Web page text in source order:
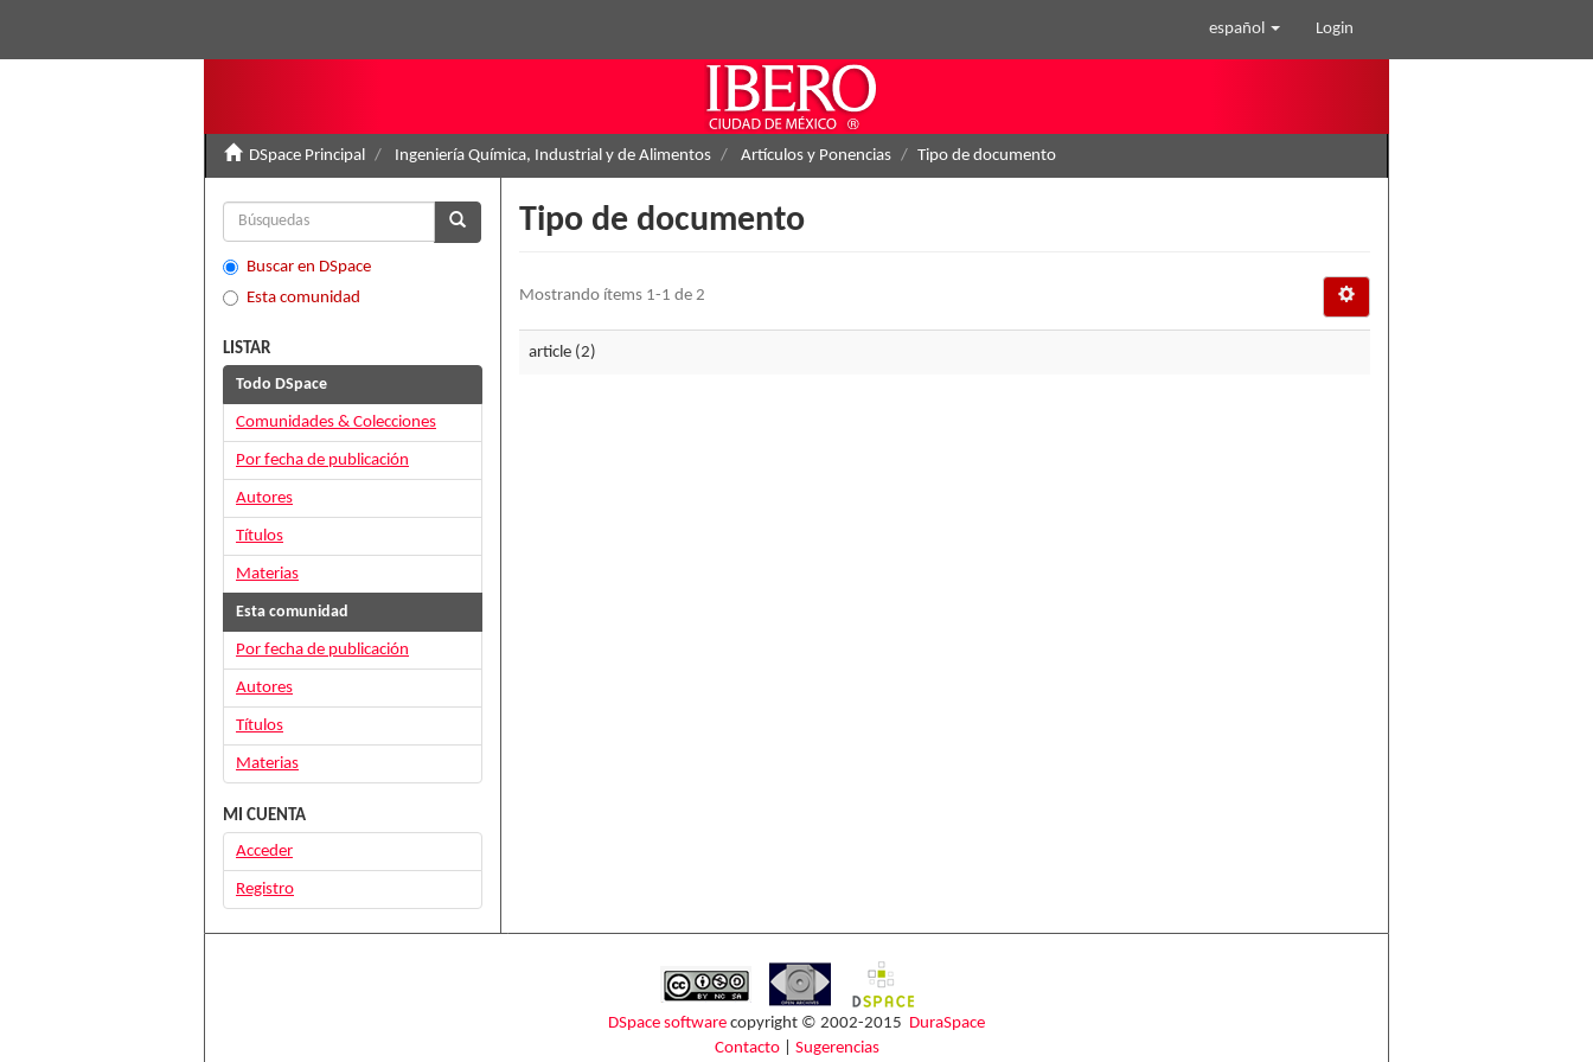
español Login
DSpace Principal Ingeniería Química, Industrial y de Alimentos Artículos y Ponencias Tipo de documento
Tipo de documento
Mostrando ítems 1-1 de 2
article (2)
Buscar en DSpace
Esta comunidad
LISTAR
Todo DSpace
Comunidades & Colecciones
Por fecha de publicación
Autores
Títulos
Materias
Esta comunidad
Por fecha de publicación
Autores
Títulos
Materias
MI CUENTA
Acceder
Registro
DSpace software copyright © 2002-2015 DuraSpace
Contacto| Sugerencias